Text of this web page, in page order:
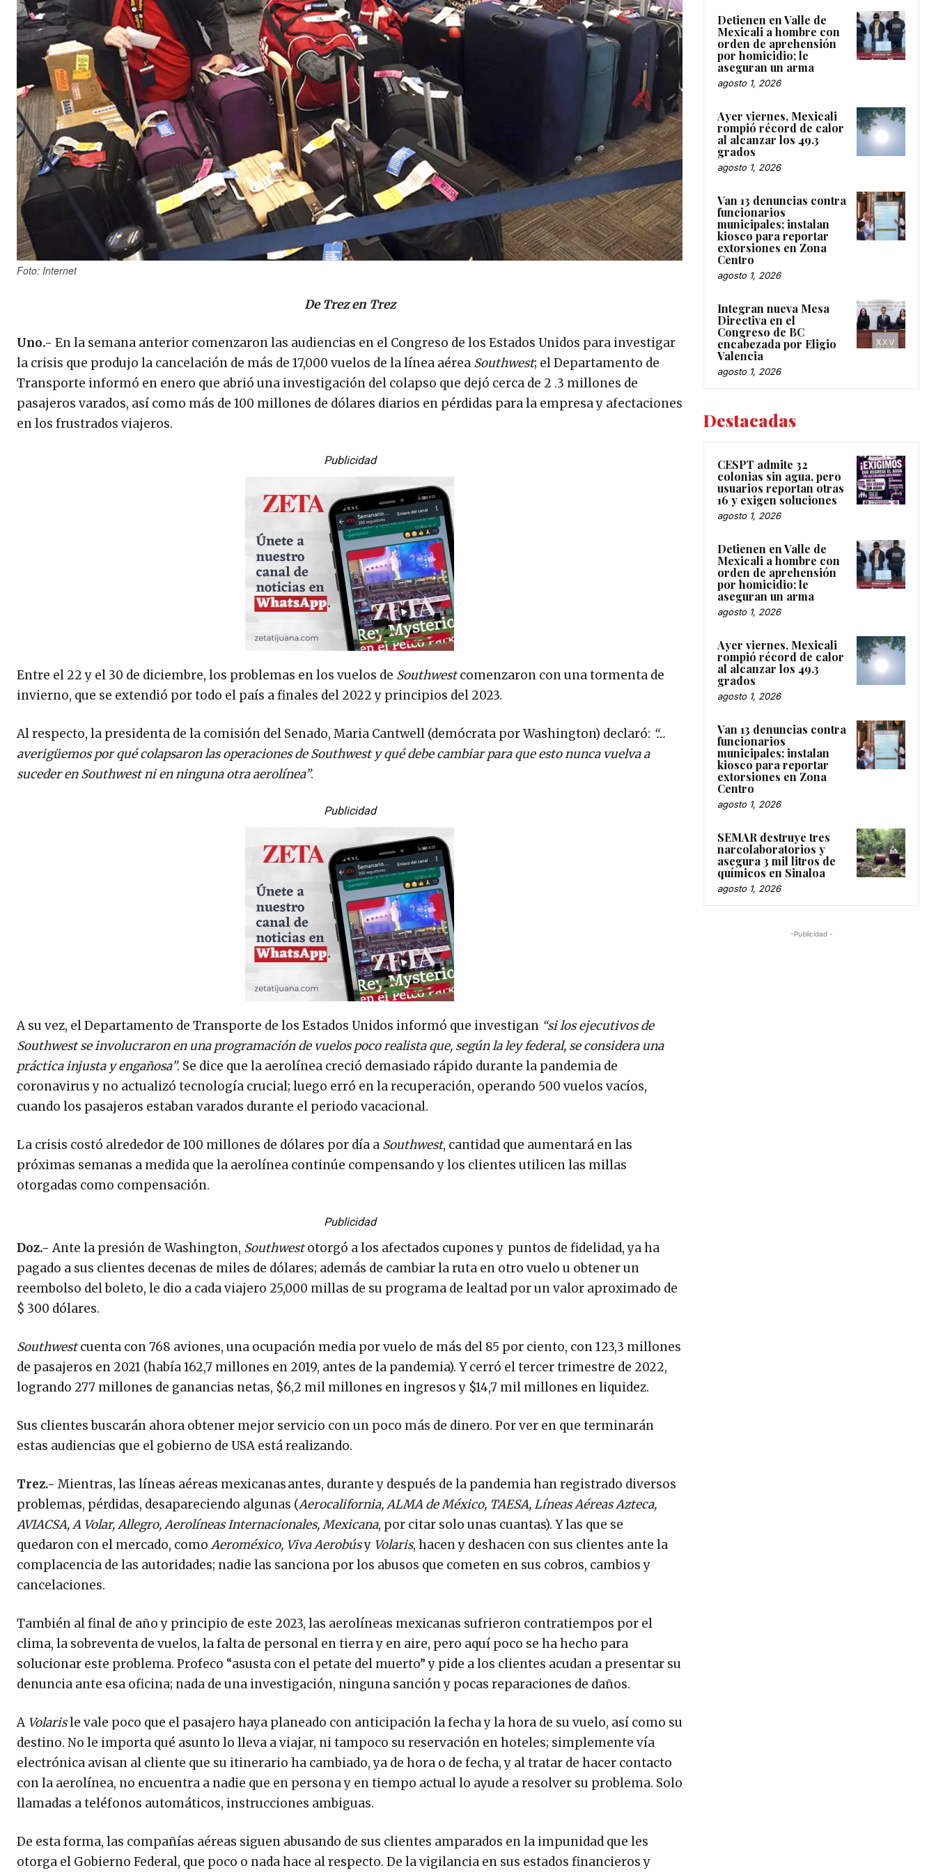
Foto: Internet
De Trez en Trez
Uno.- En la semana anterior comenzaron las audiencias en el Congreso de los Estados Unidos para investigar
la crisis que produjo la cancelación de más de 17,000 vuelos de la línea aérea Southwest; el Departamento de
Transporte informó en enero que abrió una investigación del colapso que dejó cerca de 2 .3 millones de
pasajeros varados, así como más de 100 millones de dólares diarios en pérdidas para la empresa y afectaciones
en los frustrados viajeros.
Publicidad
Entre el 22 y el 30 de diciembre, los problemas en los vuelos de Southwestcomenzaron con una tormenta de
invierno, que se extendió por todo el país a finales del 2022 y principios del 2023.
Al respecto, la presidenta de la comisión del Senado, Maria Cantwell (demócrata por Washington) declaró: “…
averigüemos por qué colapsaron las operaciones de Southwest y qué debe cambiar para que esto nunca vuelva a
suceder en Southwest ni en ninguna otra aerolínea”.
Publicidad
A su vez, el Departamento de Transporte de los Estados Unidos informó que investigan “si los ejecutivos de
Southwest se involucraron en una programación de vuelos poco realista que, según la ley federal, se considera una
práctica injusta y engañosa”. Se dice que la aerolínea creció demasiado rápido durante la pandemia de
coronavirus y no actualizó tecnología crucial; luego erró en la recuperación, operando 500 vuelos vacíos,
cuando los pasajeros estaban varados durante el periodo vacacional.
La crisis costó alrededor de 100 millones de dólares por día a Southwest, cantidad que aumentará en las
próximas semanas a medida que la aerolínea continúe compensando y los clientes utilicen las millas
otorgadas como compensación.
Publicidad
Doz.- Ante la presión de Washington, Southwestotorgó a los afectados cupones y puntos de fidelidad, ya ha
pagado a sus clientes decenas de miles de dólares; además de cambiar la ruta en otro vuelo u obtener un
reembolso del boleto, le dio a cada viajero 25,000 millas de su programa de lealtad por un valor aproximado de
$ 300 dólares.
Southwestcuenta con 768 aviones, una ocupación media por vuelo de más del 85 por ciento, con 123,3 millones
de pasajeros en 2021 (había 162,7 millones en 2019, antes de la pandemia). Y cerró el tercer trimestre de 2022,
logrando 277 millones de ganancias netas, $6,2 mil millones en ingresos y $14,7 mil millones en liquidez.
Sus clientes buscarán ahora obtener mejor servicio con un poco más de dinero. Por ver en que terminarán
estas audiencias que el gobierno de USA está realizando.
Trez.- Mientras, las líneas aéreas mexicanas antes, durante y después de la pandemia han registrado diversos
problemas, pérdidas, desapareciendo algunas (Aerocalifornia, ALMA de México, TAESA, Líneas Aéreas Azteca,
AVIACSA, A Volar, Allegro, Aerolíneas Internacionales, Mexicana, por citar solo unas cuantas). Y las que se
quedaron con el mercado, como Aeroméxico, Viva Aerobúsy Volaris, hacen y deshacen con sus clientes ante la
complacencia de las autoridades; nadie las sanciona por los abusos que cometen en sus cobros, cambios y
cancelaciones.
También al final de año y principio de este 2023, las aerolíneas mexicanas sufrieron contratiempos por el
clima, la sobreventa de vuelos, la falta de personal en tierra y en aire, pero aquí poco se ha hecho para
solucionar este problema. Profeco “asusta con el petate del muerto” y pide a los clientes acudan a presentar su
denuncia ante esa oficina; nada de una investigación, ninguna sanción y pocas reparaciones de daños.
A Volarisle vale poco que el pasajero haya planeado con anticipación la fecha y la hora de su vuelo, así como su
destino. No le importa qué asunto lo lleva a viajar, ni tampoco su reservación en hoteles; simplemente vía
electrónica avisan al cliente que su itinerario ha cambiado, ya de hora o de fecha, y al tratar de hacer contacto
con la aerolínea, no encuentra a nadie que en persona y en tiempo actual lo ayude a resolver su problema. Solo
llamadas a teléfonos automáticos, instrucciones ambiguas.
De esta forma, las compañías aéreas siguen abusando de sus clientes amparados en la impunidad que les
otorga el Gobierno Federal, que poco o nada hace al respecto. De la vigilancia en sus estados financieros y
Detienen en Valle de
Mexicali a hombre con
orden de aprehensión
por homicidio; le
aseguran un arma
agosto 1, 2026
Ayer viernes, Mexicali
rompió récord de calor
al alcanzar los 49.3
grados
agosto 1, 2026
Van 13 denuncias contra
funcionarios
municipales; instalan
kiosco para reportar
extorsiones en Zona
Centro
agosto 1, 2026
Integran nueva Mesa
Directiva en el
Congreso de BC
encabezada por Eligio
Valencia
agosto 1, 2026
Destacadas
CESPT admite 32
colonias sin agua, pero
usuarios reportan otras
16 y exigen soluciones
agosto 1, 2026
Detienen en Valle de
Mexicali a hombre con
orden de aprehensión
por homicidio; le
aseguran un arma
agosto 1, 2026
Ayer viernes, Mexicali
rompió récord de calor
al alcanzar los 49.3
grados
agosto 1, 2026
Van 13 denuncias contra
funcionarios
municipales; instalan
kiosco para reportar
extorsiones en Zona
Centro
agosto 1, 2026
SEMAR destruye tres
narcolaboratorios y
asegura 3 mil litros de
químicos en Sinaloa
agosto 1, 2026
-Publicidad -